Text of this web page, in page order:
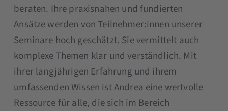
beraten. Ihre praxisnahen und fundierten
Ansätze werden von Teilnehmer:innen unserer
Seminare hoch geschätzt. Sie vermittelt auch
komplexe Themen klar und verständlich. Mit
ihrer langjährigen Erfahrung und ihrem
umfassenden Wissen ist Andrea eine wertvolle
Ressource für alle, die sich im Bereich